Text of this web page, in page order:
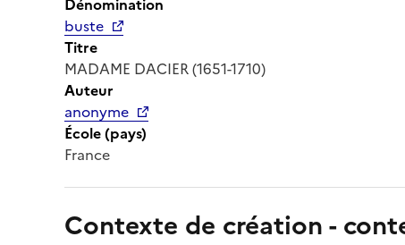
buste
Titre
MADAME DACIER (1651-1710)
Auteur
anonyme
École (pays)
France
Contexte de création -